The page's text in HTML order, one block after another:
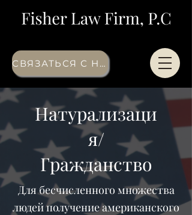
СВЯЗАТЬСЯ С НАМИ
Натурализаци
я/
Гражданство
Для бесчисленного множества
людей получение американского